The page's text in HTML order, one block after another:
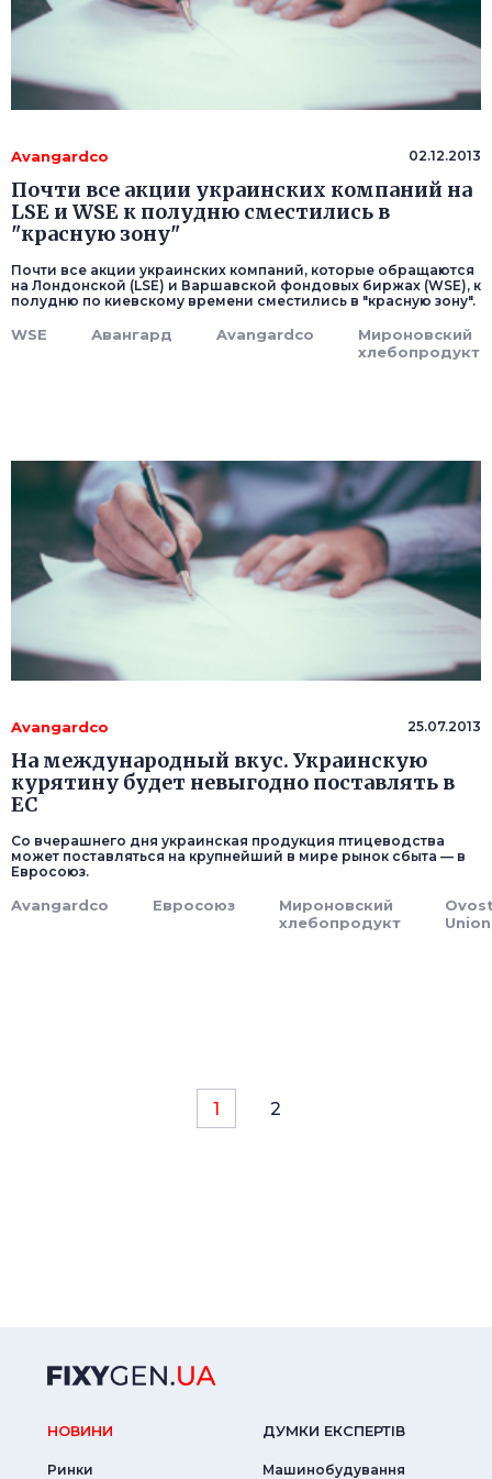
Avangardco 02.12.2013
Почти все акции украинских компаний на
LSE и WSE к полудню сместились в
"красную зону"
Почти все акции украинских компаний, которые обращаются
на Лондонской (LSE) и Варшавской фондовых биржах (WSE), к
полудню по киевскому времени сместились в "красную зону".
WSE Авангард Avangardco
Мироновский
хлебопродукт
Avangardco 25.07.2013
На международный вкус. Украинскую
курятину будет невыгодно поставлять в
ЕС
Со вчерашнего дня украинская продукция птицеводства
может поставляться на крупнейший в мире рынок сбыта — в
Евросоюз.
Avangardco Евросоюз
Мироновский
хлебопродукт
Union
1 2
НОВИНИ
Ринки
ДУМКИ ЕКСПЕРТIВ
Машинобудування